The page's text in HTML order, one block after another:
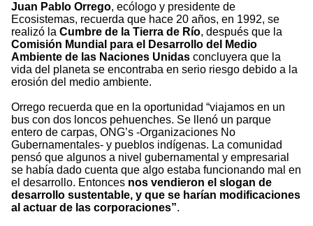
Juan Pablo Orrego, ecólogo y presidente de
Ecosistemas, recuerda que hace 20 años, en 1992, se
realizó la Cumbre de la Tierra de Río, después que la
Comisión Mundial para el Desarrollo del Medio
Ambiente de las Naciones Unidas concluyera que la
vida del planeta se encontraba en serio riesgo debido a la
erosión del medio ambiente.
Orrego recuerda que en la oportunidad “viajamos en un
bus con dos loncos pehuenches. Se llenó un parque
entero de carpas, ONG’s -Organizaciones No
Gubernamentales- y pueblos indígenas. La comunidad
pensó que algunos a nivel gubernamental y empresarial
se había dado cuenta que algo estaba funcionando mal en
el desarrollo. Entonces nos vendieron el slogan de
desarrollo sustentable, y que se harían modificaciones
al actuar de las corporaciones”.